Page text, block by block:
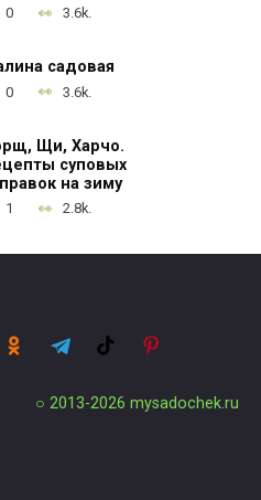
0 3.6k.
садовая
0 3.6k.
Щи, Харчо.
суповых
на зиму
1 2.8k.
○ 2013-2026 mysadochek.ru